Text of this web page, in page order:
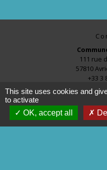
111 rue
57810
+33 3
This site uses cookies and
to activate
OK, accept all